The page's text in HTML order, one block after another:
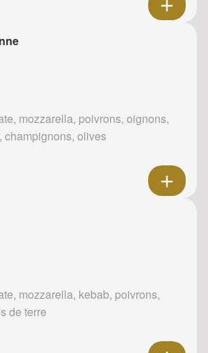
mozzarella, poivrons, oignons,
champignons, olives
mozzarella, kebab, poivrons,
de terre